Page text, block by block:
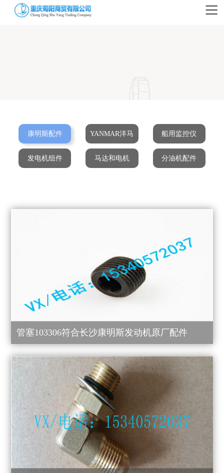
康明斯配件 YANMAR洋马 船用监控仪
发电机组件 马达和电机 分油机配件
管塞103306符合长沙康明斯发动机原厂配件